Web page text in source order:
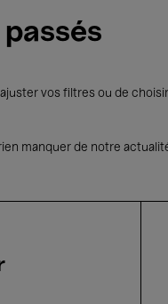
passés
vos filtres ou de
manquer de notre